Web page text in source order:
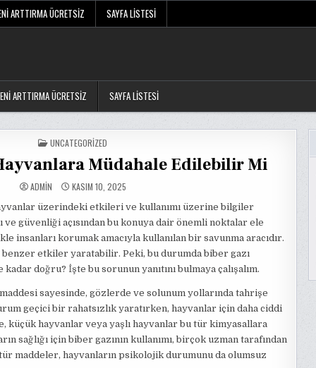
ARTTIRMA ÜCRETSIZ SAYFA LISTESI
ARTTIRMA ÜCRETSIZ SAYFA LISTESI
POSTED
IN
UNCATEGORIZED
Müdahale Edilebilir Mi
ADMIN KASIM 10, 2025
üzerindeki etkileri ve kullanımı üzerine bilgiler
ve güvenliği açısından bu konuya dair önemli noktalar ele
insanları korumak amacıyla kullanılan bir savunma aracıdır.
etkiler yaratabilir. Peki, bu durumda biber gazı
doğru? İşte bu sorunun yanıtını bulmaya çalışalım.
sayesinde, gözlerde ve solunum yollarında tahrişe
geçici bir rahatsızlık yaratırken, hayvanlar için daha ciddi
küçük hayvanlar veya yaşlı hayvanlar bu tür kimyasallara
sağlığı için biber gazının kullanımı, birçok uzman tarafından
maddeler, hayvanların psikolojik durumunu da olumsuz